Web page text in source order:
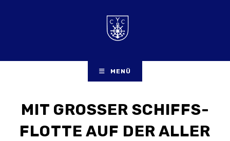
MENÜ
MIT GROSSER SCHIFFS-F
LOTTE AUF DER ALLER